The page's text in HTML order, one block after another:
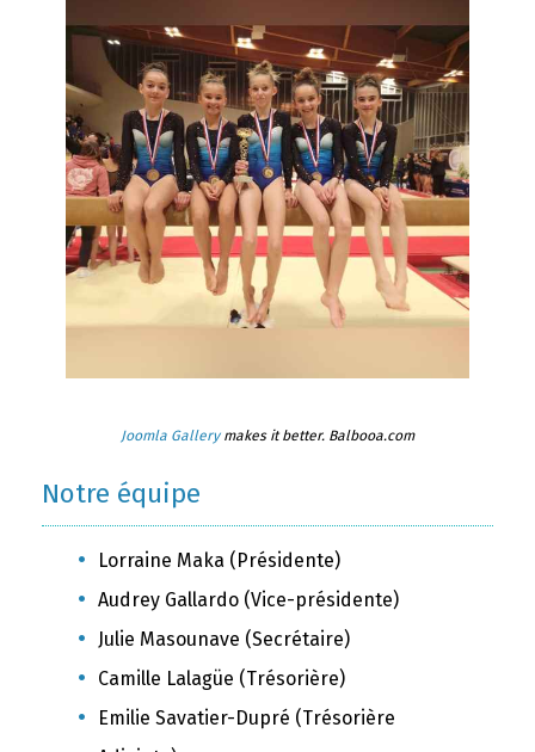
Joomla Gallerymakes it better. Balbooa.com
Notre équipe
Lorraine Maka (Présidente)
Audrey Gallardo (Vice-présidente)
Julie Masounave (Secrétaire)
Camille Lalagüe (Trésorière)
Emilie Savatier-Dupré (Trésorière